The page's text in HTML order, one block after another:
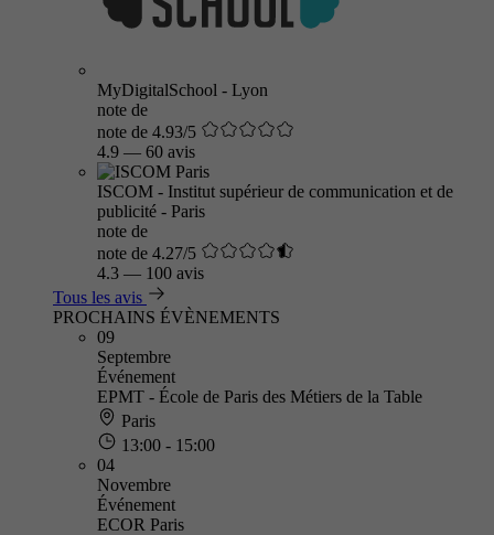
MyDigitalSchool - Lyon
note de
note de 4.93/5
4.9 — 60 avis
ISCOM - Institut supérieur de communication et de
publicité - Paris
note de
note de 4.27/5
4.3 — 100 avis
Tous les avis
PROCHAINS ÉVÈNEMENTS
09
Septembre
Événement
EPMT - École de Paris des Métiers de la Table
Paris
13:00 - 15:00
04
Novembre
Événement
ECOR Paris